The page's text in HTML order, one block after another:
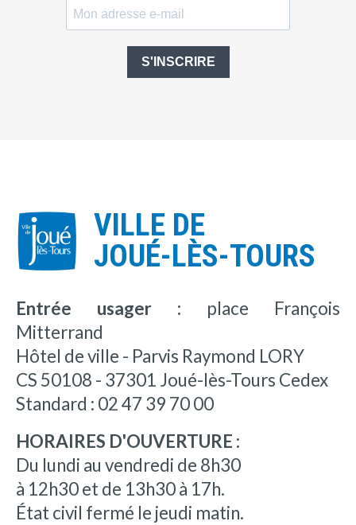
S'INSCRIRE
VILLE DE
JOUÉ-LÈS-TOURS
Entrée usager : place François
Mitterrand
Hôtel de ville - Parvis Raymond LORY
CS 50108 - 37301 Joué-lès-Tours Cedex
Standard : 02 47 39 70 00
HORAIRES D'OUVERTURE :
Du lundi au vendredi de 8h30
à 12h30 et de 13h30 à 17h.
État civil fermé le jeudi matin.